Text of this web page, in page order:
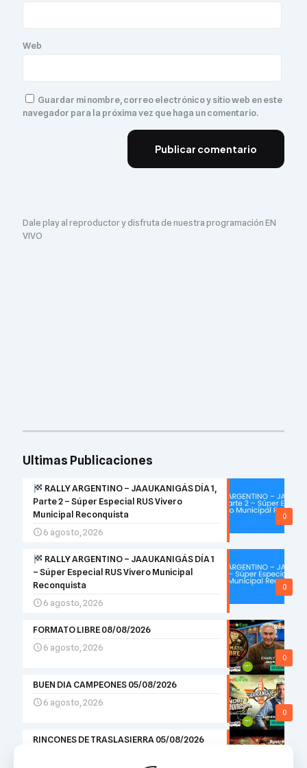
Web
Guardar mi nombre, correo electrónico y sitio web en este
navegador para la próxima vez que haga un comentario.
Dale play al reproductor y disfruta de nuestra programación EN
VIVO
Ultimas Publicaciones
0
RALLY ARGENTINO – JAAUKANIGÁS DÍA 1,
Parte 2 – Súper Especial RUS Vivero
Municipal Reconquista
6 agosto, 2026
0
RALLY ARGENTINO – JAAUKANIGÁS DÍA 1
– Súper Especial RUS Vivero Municipal
Reconquista
6 agosto, 2026
0
FORMATO LIBRE 08/08/2026
6 agosto, 2026
0
BUEN DIA CAMPEONES 05/08/2026
6 agosto, 2026
RINCONES DE TRASLASIERRA 05/08/2026